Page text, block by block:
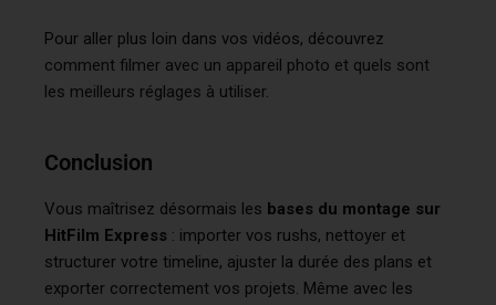
Pour aller plus loin dans vos vidéos, découvrez
comment filmer avec un appareil photo et quels sont
les meilleurs réglages à utiliser.
Conclusion
Vous maîtrisez désormais les bases du montage sur
HitFilm Express : importer vos rushs, nettoyer et
structurer votre timeline, ajuster la durée des plans et
exporter correctement vos projets. Même avec les